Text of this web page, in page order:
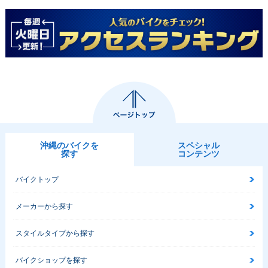
沖縄のバイクを
探す
スペシャル
コンテンツ
バイクトップ
メーカーから探す
スタイルタイプから探す
バイクショップを探す